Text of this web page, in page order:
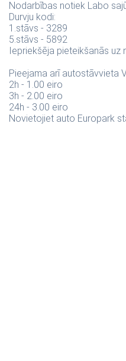
Nodarbības notiek Labo
Durvju kodi:
1.stāvs - 3289
5.stāvs - 5892
Iepriekšēja pieteikšanās uz
Pieejama arī autostāvvieta
2h - 1.00 eiro
3h - 2.00 eiro
24h - 3.00 eiro
Novietojiet auto Europark